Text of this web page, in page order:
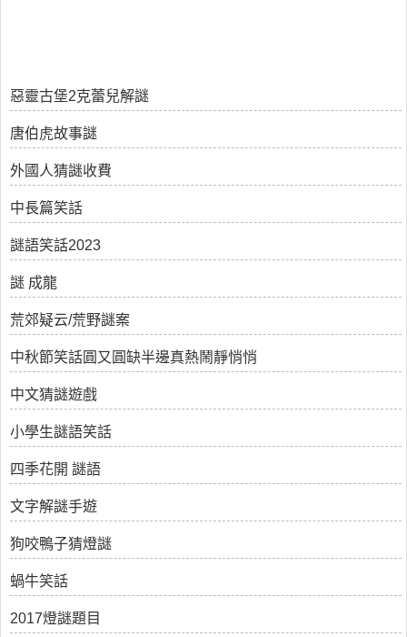
惡靈古堡2克蕾兒解謎
唐伯虎故事謎
外國人猜謎收費
中長篇笑話
謎語笑話2023
謎 成龍
荒郊疑云/荒野謎案
中秋節笑話圓又圓缺半邊真熱鬧靜悄悄
中文猜謎遊戲
小學生謎語笑話
四季花開 謎語
文字解謎手遊
狗咬鴨子猜燈謎
蝸牛笑話
2017燈謎題目